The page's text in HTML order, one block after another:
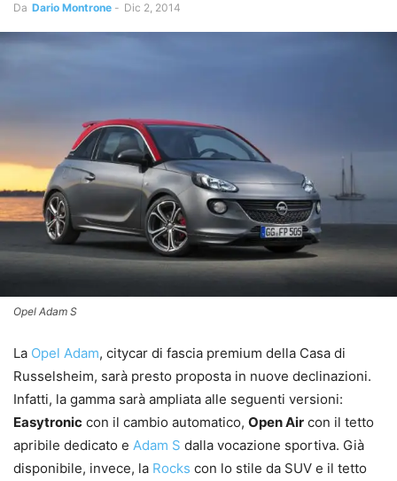
Da Dario Montrone - Dic 2, 2014
Opel Adam S
La Opel Adam, citycar di fascia premium della Casa di
Russelsheim, sarà presto proposta in nuove declinazioni.
Infatti, la gamma sarà ampliata alle seguenti versioni:
Easytronic con il cambio automatico, Open Air con il tetto
apribile dedicato e Adam S dalla vocazione sportiva. Già
disponibile, invece, la Rocks con lo stile da SUV e il tetto